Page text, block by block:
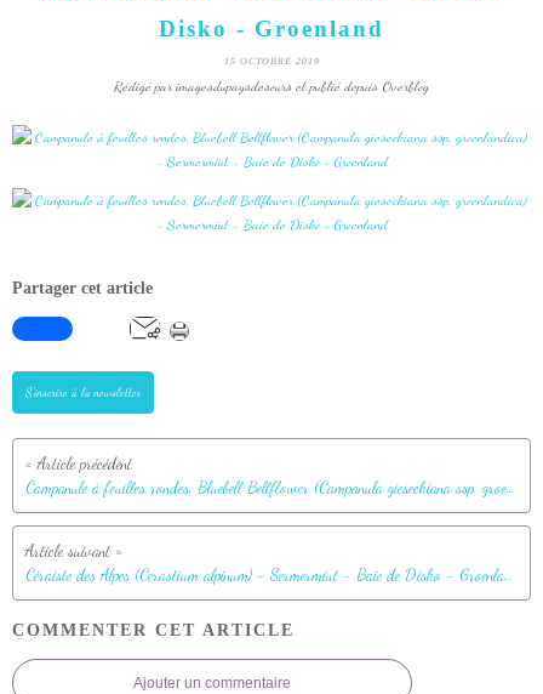
Disko - Groenland
15 OCTOBRE 2019
Rédigé par imagesdupaysdesours et publié depuis Overblog
Partager cet article
S'inscrire à la newsletter
Campanule à feuilles rondes, Bluebell Bellflower (Campanula gieseckiana ssp. groenlandica) - Sermermiut - Baie de Disko - Groenland
Céraiste des Alpes (Cerastium alpinum) - Sermermiut - Baie de Disko - Groenland
COMMENTER CET ARTICLE
Ajouter un commentaire